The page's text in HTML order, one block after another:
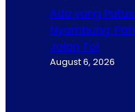
Ada yang
Nyambung:
Jalan Tol
August 6, 2026